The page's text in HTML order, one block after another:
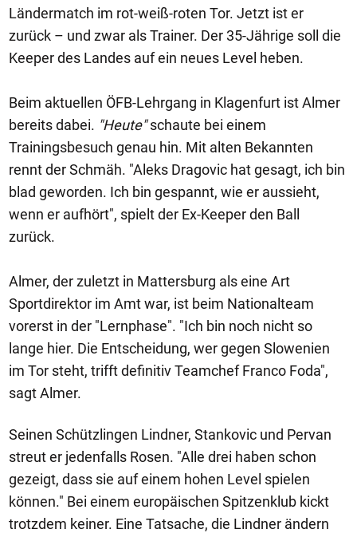
Ländermatch im rot-weiß-roten Tor. Jetzt ist er
zurück – und zwar als Trainer. Der 35-Jährige soll die
Keeper des Landes auf ein neues Level heben.
Beim aktuellen ÖFB-Lehrgang in Klagenfurt ist Almer
bereits dabei. "Heute"schaute bei einem
Trainingsbesuch genau hin. Mit alten Bekannten
rennt der Schmäh. "Aleks Dragovic hat gesagt, ich bin
blad geworden. Ich bin gespannt, wie er aussieht,
wenn er aufhört", spielt der Ex-Keeper den Ball
zurück.
Almer, der zuletzt in Mattersburg als eine Art
Sportdirektor im Amt war, ist beim Nationalteam
vorerst in der "Lernphase". "Ich bin noch nicht so
lange hier. Die Entscheidung, wer gegen Slowenien
im Tor steht, trifft definitiv Teamchef Franco Foda",
sagt Almer.
Seinen Schützlingen Lindner, Stankovic und Pervan
streut er jedenfalls Rosen. "Alle drei haben schon
gezeigt, dass sie auf einem hohen Level spielen
können." Bei einem europäischen Spitzenklub kickt
trotzdem keiner. Eine Tatsache, die Lindner ändern